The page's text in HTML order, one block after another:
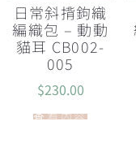
日常斜揹鉤織
編織包 – 動動
貓耳 CB002-
005
$230.00
查看內容